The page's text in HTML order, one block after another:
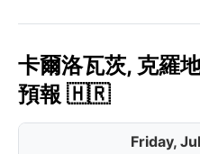
卡爾洛瓦茨, 克羅
預報 🇭🇷
Friday,